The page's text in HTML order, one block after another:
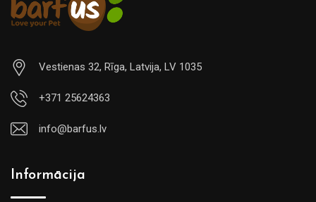
Vestienas 32, Rīga, Latvija, LV 1035
+371 25624363
info@barfus.lv
Informācija